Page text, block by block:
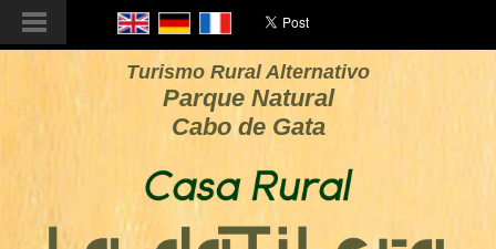
Turismo Rural Alternativo
Parque Natural
Cabo de Gata